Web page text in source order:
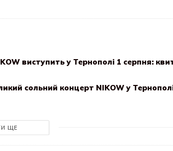
виступить у Тернополі 1 серпня:
сольний концерт NIKOW у
ЩЕ